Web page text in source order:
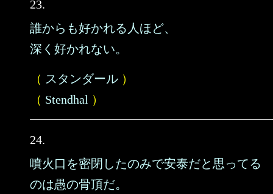
23.
誰からも好かれる人ほど、
深く好かれない。
（ スタンダール ）
（ Stendhal ）
24.
噴火口を密閉したのみで安泰だと思ってる
のは愚の骨頂だ。